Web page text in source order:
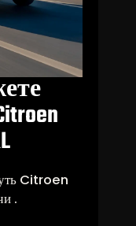
Citroen
.